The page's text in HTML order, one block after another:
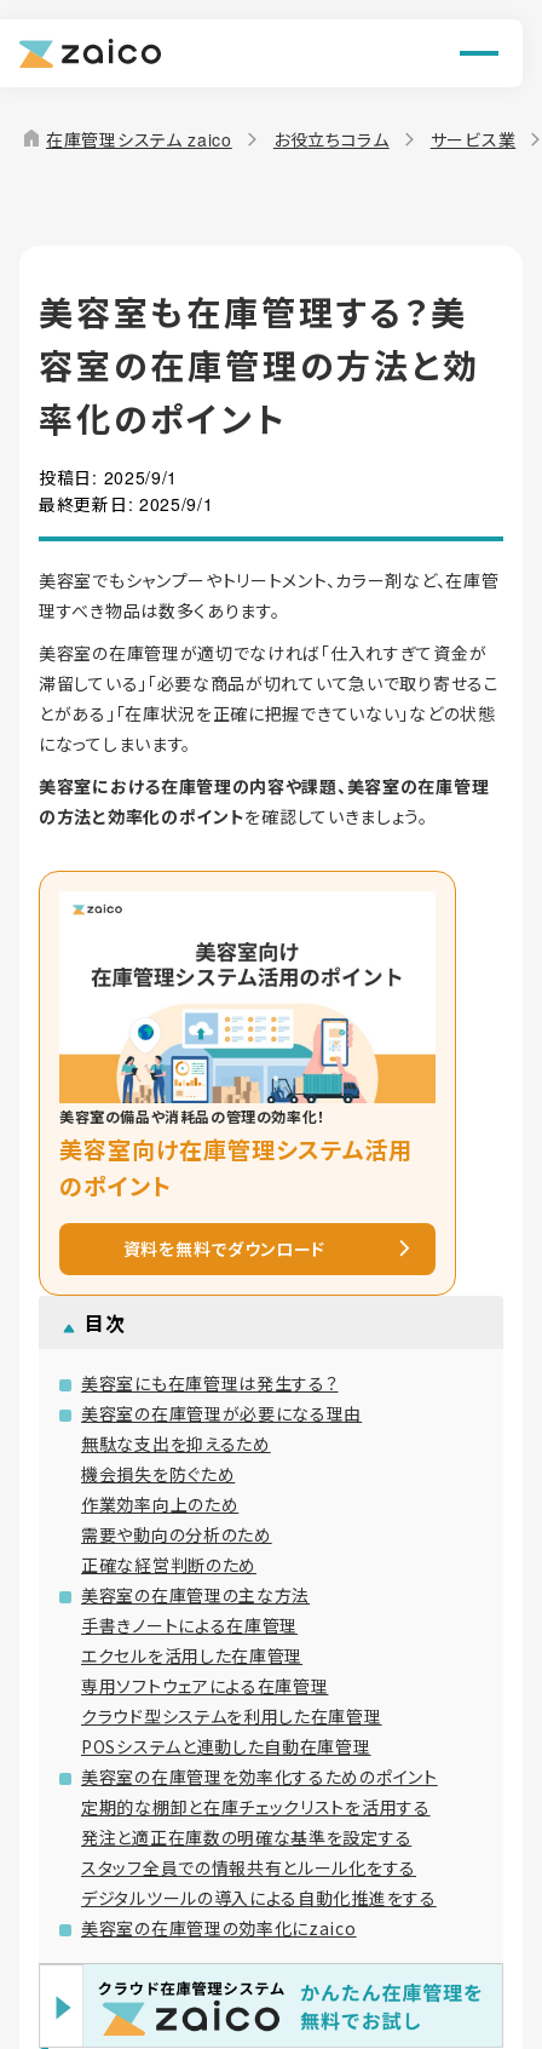
機能
解決できる課題
導入事例
お役立ち情報
home 在庫管理システム zaico お役立ちコラム サービス業
美容室も在庫管理する？美
容室の在庫管理の方法と効
率化のポイント
投稿日: 2025/9/1
最終更新日: 2025/9/1
美容室でもシャンプーやトリートメント、カラー剤など、在庫管
理すべき物品は数多くあります。
美容室の在庫管理が適切でなければ「仕入れすぎて資金が
滞留している」「必要な商品が切れていて急いで取り寄せるこ
とがある」「在庫状況を正確に把握できていない」などの状態
になってしまいます。
美容室における在庫管理の内容や課題、美容室の在庫管理
の方法と効率化のポイントを確認していきましょう。
美容室の備品や消耗品の管理の効率化！
美容室向け在庫管理システム活用
のポイント
資料を無料でダウンロード
目次
美容室にも在庫管理は発生する？
美容室の在庫管理が必要になる理由
無駄な支出を抑えるため
機会損失を防ぐため
作業効率向上のため
需要や動向の分析のため
正確な経営判断のため
美容室の在庫管理の主な方法
手書きノートによる在庫管理
エクセルを活用した在庫管理
専用ソフトウェアによる在庫管理
クラウド型システムを利用した在庫管理
POSシステムと連動した自動在庫管理
美容室の在庫管理を効率化するためのポイント
定期的な棚卸と在庫チェックリストを活用する
発注と適正在庫数の明確な基準を設定する
スタッフ全員での情報共有とルール化をする
デジタルツールの導入による自動化推進をする
美容室の在庫管理の効率化にzaico